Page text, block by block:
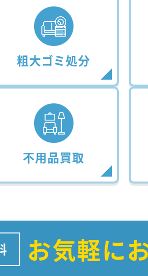
粗大ゴミ処分
不用品買取
お気軽に